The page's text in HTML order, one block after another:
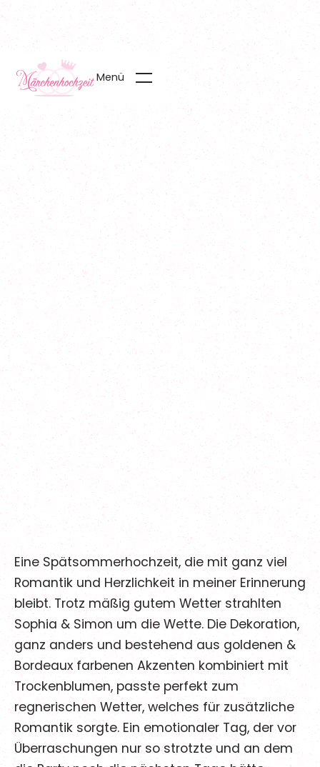
Menü
Start
02 Team
03 Service & Preise
04 Referenzen
05 Blog
FAQ
07 Kontakt
Folge uns für mehr über uns und
tägliche Inspirationen
@maerchenhochzeitberlin
@maerchenhochzeitberlin
/maerchenhochzeitberlin
Sophia & Simon
Hochzeitsdatum: 18 09 2021
Eine Spätsommerhochzeit, die mit ganz viel
Romantik und Herzlichkeit in meiner Erinnerung
bleibt. Trotz mäßig gutem Wetter strahlten
Sophia & Simon um die Wette. Die Dekoration,
ganz anders und bestehend aus goldenen &
Bordeaux farbenen Akzenten kombiniert mit
Trockenblumen, passte perfekt zum
regnerischen Wetter, welches für zusätzliche
Romantik sorgte. Ein emotionaler Tag, der vor
Überraschungen nur so strotzte und an dem